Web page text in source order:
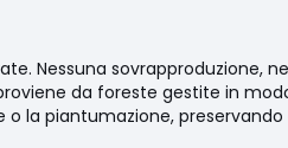
Nessuna sovrapproduzione,
da foreste gestite in
la piantumazione,